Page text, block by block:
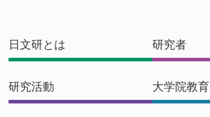
日文研とは 研究者
研究活動 大学院教育